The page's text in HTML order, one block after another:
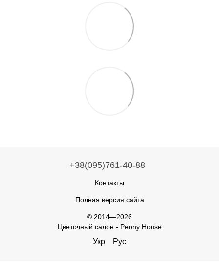
+38(095)761-40-88
Контакты
Полная версия сайта
© 2014—2026
Цветочный салон - Peony House
Укр Рус